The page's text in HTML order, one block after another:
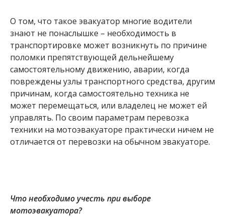
О том, что такое эвакуатор многие водители
знают не понаслышке – необходимость в
транспортировке может возникнуть по причине
поломки препятствующей дельнейшему
самостоятельному движению, аварии, когда
повреждены узлы транспортного средства, другим
причинам, когда самостоятельно техника не
может перемещаться, или владелец не может ей
управлять. По своим параметрам перевозка
техники на мотоэвакуаторе практически ничем не
отличается от перевозки на обычном эвакуаторе.
Что необходимо учесть при выборе
мотоэвакуатора?